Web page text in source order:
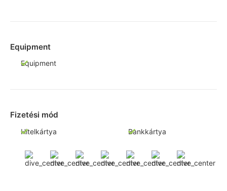
Equipment
Equipment
Fizetési mód
Hitelkártya Bankkártya